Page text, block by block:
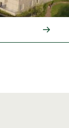
Lees